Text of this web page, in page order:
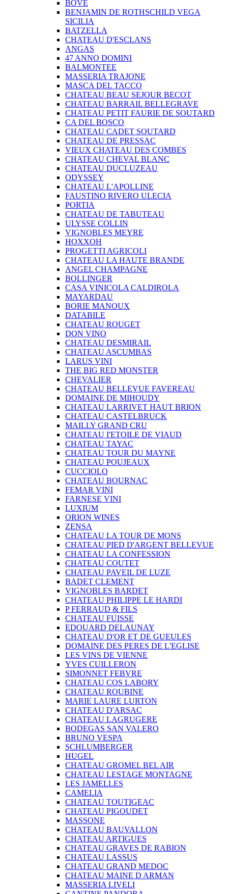
BOVE
BENJAMIN DE ROTHSCHILD VEGA
SICILIA
BATZELLA
CHATEAU D'ESCLANS
ANGAS
47 ANNO DOMINI
BALMONTEE
MASSERIA TRAJONE
MASCA DEL TACCO
CHATEAU BEAU SEJOUR BECOT
CHATEAU BARRAIL BELLEGRAVE
CHATEAU PETIT FAURIE DE SOUTARD
CA DEL BOSCO
CHATEAU CADET SOUTARD
CHATEAU DE PRESSAC
VIEUX CHATEAU DES COMBES
CHATEAU CHEVAL BLANC
CHATEAU DUCLUZEAU
ODYSSEY
CHATEAU L'APOLLINE
FAUSTINO RIVERO ULECIA
PORTIA
CHATEAU DE TABUTEAU
ULYSSE COLLIN
VIGNOBLES MEYRE
HOXXOH
PROGETTI AGRICOLI
CHATEAU LA HAUTE BRANDE
ANGEL CHAMPAGNE
BOLLINGER
CASA VINICOLA CALDIROLA
MAYARDAU
BORIE MANOUX
DATABILE
CHATEAU ROUGET
DON VINO
CHATEAU DESMIRAIL
CHATEAU ASCUMBAS
LARUS VINI
THE BIG RED MONSTER
CHEVALIER
CHATEAU BELLEVUE FAVEREAU
DOMAINE DE MIHOUDY
CHATEAU LARRIVET HAUT BRION
CHATEAU CASTELBRUCK
MAILLY GRAND CRU
CHATEAU I'ETOILE DE VIAUD
CHATEAU TAYAC
CHATEAU TOUR DU MAYNE
CHATEAU POUJEAUX
CUCCIOLO
CHATEAU BOURNAC
FEMAR VINI
FARNESE VINI
LUXIUM
ORION WINES
ZENSA
CHATEAU LA TOUR DE MONS
CHATEAU PIED D'ARGENT BELLEVUE
CHATEAU LA CONFESSION
CHATEAU COUTET
CHATEAU PAVEIL DE LUZE
BADET CLEMENT
VIGNOBLES BARDET
CHATEAU PHILIPPE LE HARDI
P FERRAUD & FILS
CHATEAU FUISSE
EDOUARD DELAUNAY
CHATEAU D'OR ET DE GUEULES
DOMAINE DES PERES DE L'EGLISE
LES VINS DE VIENNE
YVES CUILLERON
SIMONNET FEBVRE
CHATEAU COS LABORY
CHATEAU ROUBINE
MARIE LAURE LURTON
CHATEAU D'ARSAC
CHATEAU LAGRUGERE
BODEGAS SAN VALERO
BRUNO VESPA
SCHLUMBERGER
HUGEL
CHATEAU GROMEL BEL AIR
CHATEAU LESTAGE MONTAGNE
LES JAMELLES
CAMELIA
CHATEAU TOUTIGEAC
CHATEAU PIGOUDET
MASSONE
CHATEAU BAUVALLON
CHATEAU ARTIGUES
CHATEAU GRAVES DE RABION
CHATEAU LASSUS
CHATEAU GRAND MEDOC
CHATEAU MAINE D ARMAN
MASSERIA LIVELI